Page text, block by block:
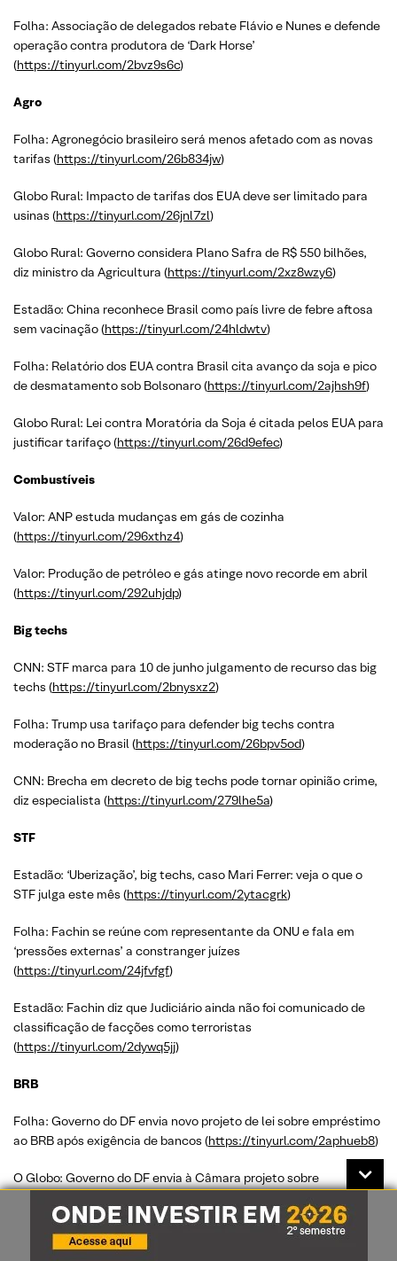
Folha: Associação de delegados rebate Flávio e Nunes e defende
operação contra produtora de ‘Dark Horse’
(https://tinyurl.com/2bvz9s6c)
Agro
Folha: Agronegócio brasileiro será menos afetado com as novas
tarifas (https://tinyurl.com/26b834jw)
Globo Rural: Impacto de tarifas dos EUA deve ser limitado para
usinas (https://tinyurl.com/26jnl7zl)
Globo Rural: Governo considera Plano Safra de R$ 550 bilhões,
diz ministro da Agricultura (https://tinyurl.com/2xz8wzy6)
Estadão: China reconhece Brasil como país livre de febre aftosa
sem vacinação (https://tinyurl.com/24hldwtv)
Folha: Relatório dos EUA contra Brasil cita avanço da soja e pico
de desmatamento sob Bolsonaro (https://tinyurl.com/2ajhsh9f)
Globo Rural: Lei contra Moratória da Soja é citada pelos EUA para
justificar tarifaço (https://tinyurl.com/26d9efec)
Combustíveis
Valor: ANP estuda mudanças em gás de cozinha
(https://tinyurl.com/296xthz4)
Valor: Produção de petróleo e gás atinge novo recorde em abril
(https://tinyurl.com/292uhjdp)
Big techs
CNN: STF marca para 10 de junho julgamento de recurso das big
techs (https://tinyurl.com/2bnysxz2)
Folha: Trump usa tarifaço para defender big techs contra
moderação no Brasil (https://tinyurl.com/26bpv5od)
CNN: Brecha em decreto de big techs pode tornar opinião crime,
diz especialista (https://tinyurl.com/279lhe5a)
STF
Estadão: ‘Uberização’, big techs, caso Mari Ferrer: veja o que o
STF julga este mês (https://tinyurl.com/2ytacgrk)
Folha: Fachin se reúne com representante da ONU e fala em
‘pressões externas’ a constranger juízes
(https://tinyurl.com/24jfvfgf)
Estadão: Fachin diz que Judiciário ainda não foi comunicado de
classificação de facções como terroristas
(https://tinyurl.com/2dywq5jj)
BRB
Folha: Governo do DF envia novo projeto de lei sobre empréstimo
ao BRB após exigência de bancos (https://tinyurl.com/2aphueb8)
O Globo: Governo do DF envia à Câmara projeto sobre
Correios